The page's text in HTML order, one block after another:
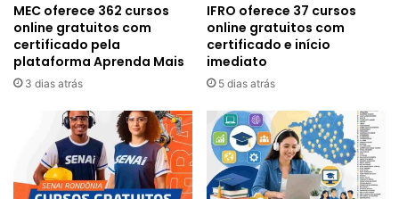
MEC oferece 362 cursos
online gratuitos com
certificado pela
plataforma Aprenda Mais
3 dias atrás
IFRO oferece 37 cursos
online gratuitos com
certificado e início
imediato
5 dias atrás